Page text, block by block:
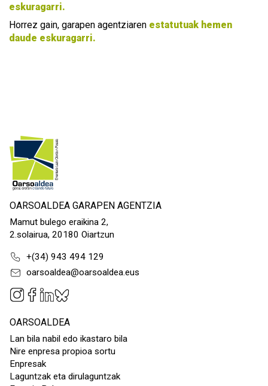
eskuragarri.
Horrez gain, garapen agentziaren estatutuak hemen
daude eskuragarri.
OARSOALDEA GARAPEN AGENTZIA
Mamut bulego eraikina 2,
2.solairua, 20180 Oiartzun
+(34) 943 494 129
oarsoaldea@oarsoaldea.eus
OARSOALDEA
Lan bila nabil edo ikastaro bila
Nire enpresa propioa sortu
Enpresak
Laguntzak eta dirulaguntzak